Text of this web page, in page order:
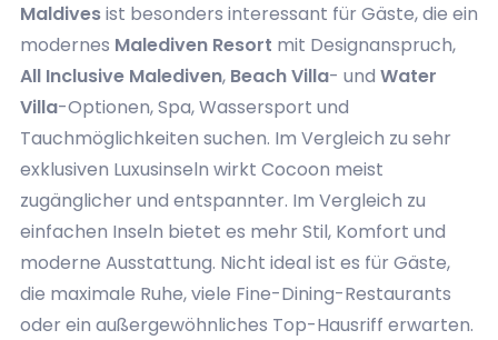
Maldivesist besonders interessant für Gäste, die ein
modernes Malediven Resort mit Designanspruch,
All Inclusive Malediven, Beach Villa- und Water
Villa-Optionen, Spa, Wassersport und
Tauchmöglichkeiten suchen. Im Vergleich zu sehr
exklusiven Luxusinseln wirkt Cocoon meist
zugänglicher und entspannter. Im Vergleich zu
einfachen Inseln bietet es mehr Stil, Komfort und
moderne Ausstattung. Nicht ideal ist es für Gäste,
die maximale Ruhe, viele Fine-Dining-Restaurants
oder ein außergewöhnliches Top-Hausriff erwarten.